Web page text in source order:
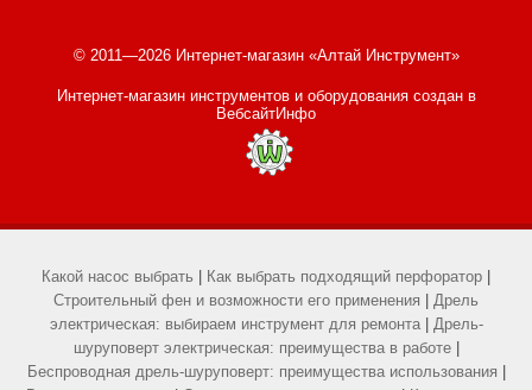
© 2011—2026 Интернет-магазин «Алтай Инструмент»
Интернет-магазин инструментов и оборудованиясоздан в
ВебсайтИнфо
Какой насос выбрать Как выбрать подходящий перфоратор
Строительный фен и возможности его применения
Дрель
электрическая: выбираем инструмент для ремонта| Дрель-
шуруповерт электрическая: преимущества в работе|
Беспроводная дрель-шуруповерт: преимущества использования